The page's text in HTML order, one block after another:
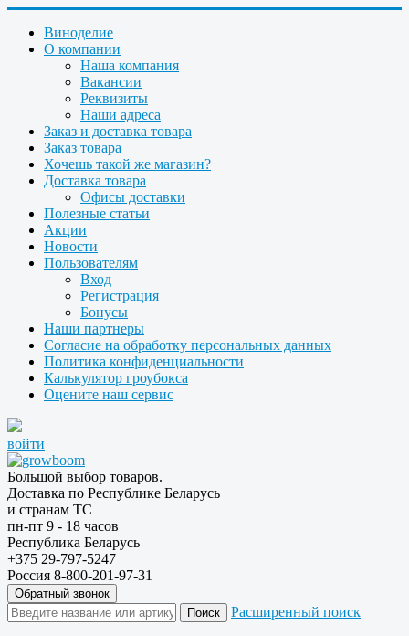
Виноделие
О компании
Наша компания
Вакансии
Реквизиты
Наши адреса
Заказ и доставка товара
Заказ товара
Хочешь такой же магазин?
Доставка товара
Офисы доставки
Полезные статьи
Акции
Новости
Пользователям
Вход
Регистрация
Бонусы
Наши партнеры
Согласие на обработку персональных данных
Политика конфиденциальности
Калькулятор гроубокса
Оцените наш сервис
войти
Большой выбор товаров.
Доставка по Республике Беларусь
и странам ТС
пн-пт 9 - 18 часов
Республика Беларусь
+375 29-797-5247
Россия 8-800-201-97-31
Обратный звонок
Расширенный поиск